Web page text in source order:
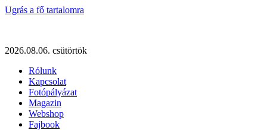
Ugrás a fő tartalomra
2026.08.06. csütörtök
Rólunk
Kapcsolat
Fotópályázat
Magazin
Webshop
Fajbook